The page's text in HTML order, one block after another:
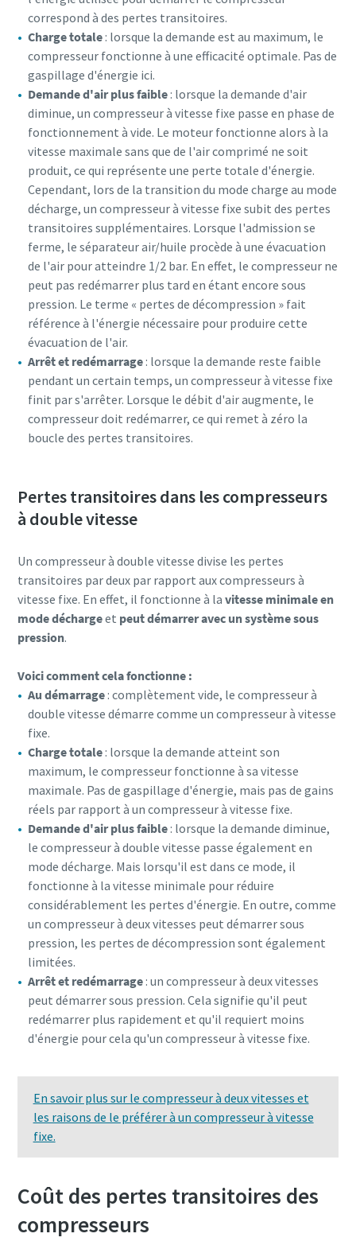
correspond à des pertes transitoires.
Charge totale : lorsque la demande est au maximum, le
compresseur fonctionne à une efficacité optimale. Pas de
gaspillage d'énergie ici.
Demande d'air plus faible : lorsque la demande d'air
diminue, un compresseur à vitesse fixe passe en phase de
fonctionnement à vide. Le moteur fonctionne alors à la
vitesse maximale sans que de l'air comprimé ne soit
produit, ce qui représente une perte totale d'énergie.
Cependant, lors de la transition du mode charge au mode
décharge, un compresseur à vitesse fixe subit des pertes
transitoires supplémentaires. Lorsque l'admission se
ferme, le séparateur air/huile procède à une évacuation
de l'air pour atteindre 1/2 bar. En effet, le compresseur ne
peut pas redémarrer plus tard en étant encore sous
pression. Le terme « pertes de décompression » fait
référence à l'énergie nécessaire pour produire cette
évacuation de l'air.
Arrêt et redémarrage : lorsque la demande reste faible
pendant un certain temps, un compresseur à vitesse fixe
finit par s'arrêter. Lorsque le débit d'air augmente, le
compresseur doit redémarrer, ce qui remet à zéro la
boucle des pertes transitoires.
Pertes transitoires dans les compresseurs
à double vitesse
Un compresseur à double vitesse divise les pertes
transitoires par deux par rapport aux compresseurs à
vitesse fixe. En effet, il fonctionne à la vitesse minimale en
mode déchargeet peut démarrer avec un système sous
pression.
Voici comment cela fonctionne :
Au démarrage : complètement vide, le compresseur à
double vitesse démarre comme un compresseur à vitesse
fixe.
Charge totale : lorsque la demande atteint son
maximum, le compresseur fonctionne à sa vitesse
maximale. Pas de gaspillage d'énergie, mais pas de gains
réels par rapport à un compresseur à vitesse fixe.
Demande d'air plus faible : lorsque la demande diminue,
le compresseur à double vitesse passe également en
mode décharge. Mais lorsqu'il est dans ce mode, il
fonctionne à la vitesse minimale pour réduire
considérablement les pertes d'énergie. En outre, comme
un compresseur à deux vitesses peut démarrer sous
pression, les pertes de décompression sont également
limitées.
Arrêt et redémarrage : un compresseur à deux vitesses
peut démarrer sous pression. Cela signifie qu'il peut
redémarrer plus rapidement et qu'il requiert moins
d'énergie pour cela qu'un compresseur à vitesse fixe.
En savoir plus sur le compresseur à deux vitesses et
les raisons de le préférer à un compresseur à vitesse
fixe.
Coût des pertes transitoires des
compresseurs